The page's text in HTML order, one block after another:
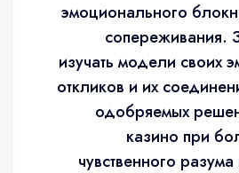
эмоционального
сопереживания.
изучать модели своих
откликов и их
одобряемых
казино при
чувственного